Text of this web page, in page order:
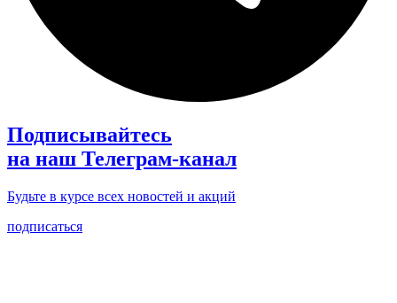
Подписывайтесь
на наш Телеграм-канал
Будьте в курсе всех новостей и акций
подписаться